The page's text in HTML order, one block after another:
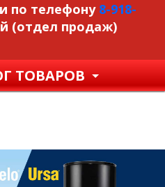
по телефону 8-918-
(отдел продаж)
ТОВАРОВ